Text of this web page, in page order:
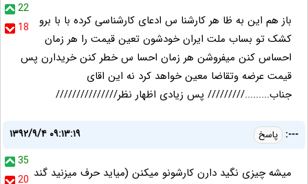
22
18
باز هم این به ظا هر کارشنا س ادعای کارشناسی کرده با با برو
کشک تو بساب ملت ایران خودشون تعین قیمت را هر زمان
احساس کنن میفروشن هر زمان احسا س خطر کنن خریدارن پس
قیمت عرضه وتقاضا معین خواهد کرد نه این اقای
جناب.........///////// پس زیادی اظهار نظر///////////////
---: پاسخ
۱۳۹۲/۹/۴ ۰۹:۱۳:۱۹
35
20 میشه چیزی نگید دارن کارشونو میکنن (میاید حرف میزنید گند